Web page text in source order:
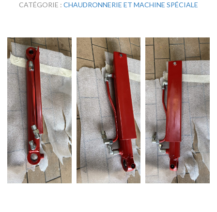
CATÉGORIE : CHAUDRONNERIE ET MACHINE SPÉCIALE